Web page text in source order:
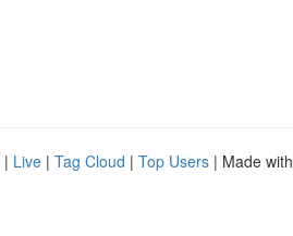
| Live | Tag Cloud | Top Users | Made with